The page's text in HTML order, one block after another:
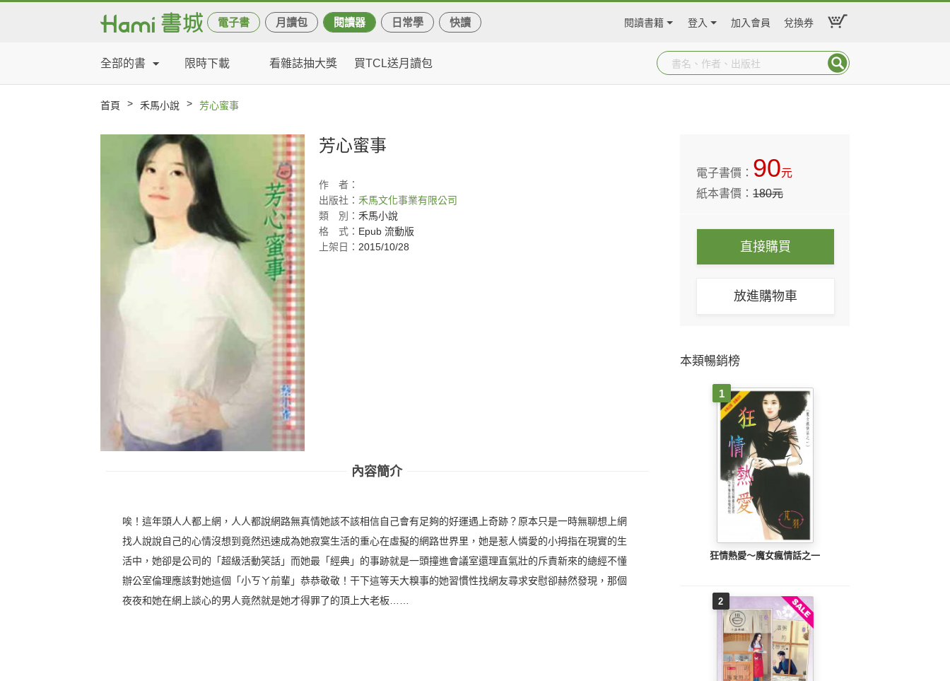
電子書 月讀包 閱讀器 日常學 快讀 閱讀書籍 登入 加入會員 兌換券
全部的書 限時下載 看雜誌抽大獎 買TCL送月讀包
首頁 > 禾馬小說 > 芳心蜜事
芳心蜜事
作
者：
出版社： 禾馬文化事業有限公司
類
別： 禾馬小說
格
式： Epub 流動版
上架日： 2015/10/28
內容簡介
唉！這年頭人人都上網，人人都說網路無真情她該不該相信自己會有足夠的好運遇上奇跡？原本只是一時無聊想上網
找人說說自己的心情沒想到竟然迅速成為她寂寞生活的重心在虛擬的網路世界里，她是惹人憐愛的小拇指在現實的生
活中，她卻是公司的「超級活動笑話」而她最「經典」的事跡就是一頭撞進會議室還理直氣壯的斥責新來的總經不懂
辦公室倫理應該對她這個「小ㄎㄚ前輩」恭恭敬敬！干下這等天大糗事的她習慣性找網友尋求安慰卻赫然發現，那個
夜夜和她在網上談心的男人竟然就是她才得罪了的頂上大老板……
電子書價： 90元
紙本書價：180元
直接購買
放進購物車
本類暢銷榜
1
狂情熱愛～魔女瘋情話之一
2